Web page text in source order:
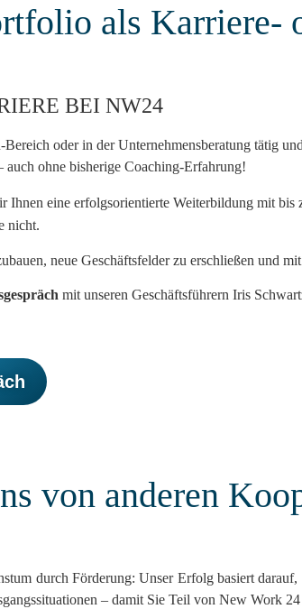
als Karriere-
BEI NW24
oder in der Unternehmensberatung tätig
ohne bisherige Coaching-Erfahrung!
Ihnen eine erfolgsorientierte Weiterbildung mit bis
nicht.
neue Geschäftsfelder zu erschließen und
mit unseren Geschäftsführern Iris
von anderen
durch Förderung: Unser Erfolg basiert
– damit Sie Teil von New Work